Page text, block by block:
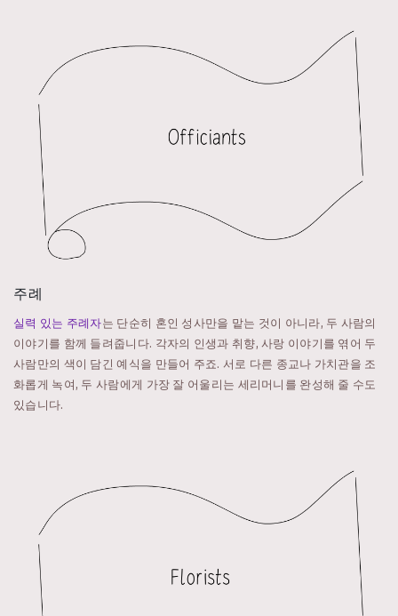
주례
실력 있는 주례자는 단순히 혼인 성사만을 맡는 것이 아니라, 두 사람의
이야기를 함께 들려줍니다. 각자의 인생과 취향, 사랑 이야기를 엮어 두
사람만의 색이 담긴 예식을 만들어 주죠. 서로 다른 종교나 가치관을 조
화롭게 녹여, 두 사람에게 가장 잘 어울리는 세리머니를 완성해 줄 수도
있습니다.